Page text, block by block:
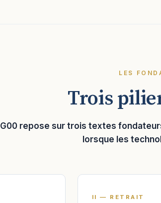
LES
Trois
IG00 repose sur trois textes
lorsque les
II — RETRAIT